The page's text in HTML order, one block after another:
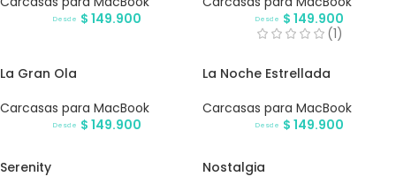
Desde $ 149.900 Desde $ 149.900
(1)
La Gran Ola
Carcasas para MacBook
Desde $ 149.900
La Noche Estrellada
Carcasas para MacBook
Desde $ 149.900
Serenity
Nostalgia